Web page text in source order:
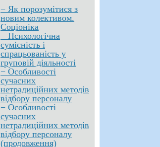
− Як порозумітися з
новим колективом.
Соціоніка
− Психологічна
сумісність і
спрацьованість у
груповій діяльності
− Особливості
сучасних
нетрадиційних методів
відбору персоналу
− Особливості
сучасних
нетрадиційних методів
відбору персоналу
(продовження)